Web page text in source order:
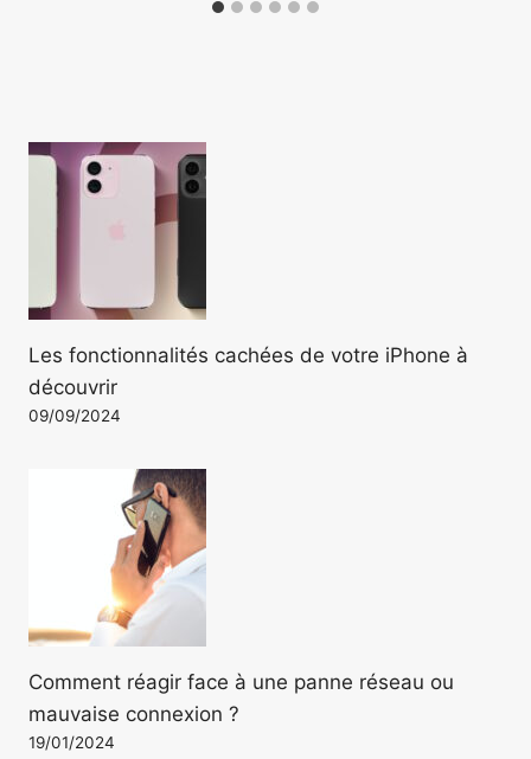
Les fonctionnalités cachées de votre iPhone à
découvrir
09/09/2024
Comment réagir face à une panne réseau ou
mauvaise connexion ?
19/01/2024